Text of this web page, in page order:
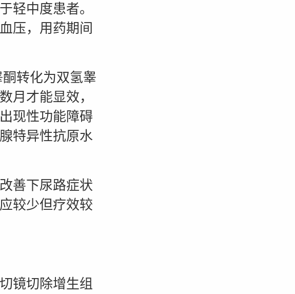
轻中度患者。
压，用药期间
转化为双氢睾
月才能显效，
现性功能障碍
特异性抗原水
善下尿路症状
较少但疗效较
镜切除增生组